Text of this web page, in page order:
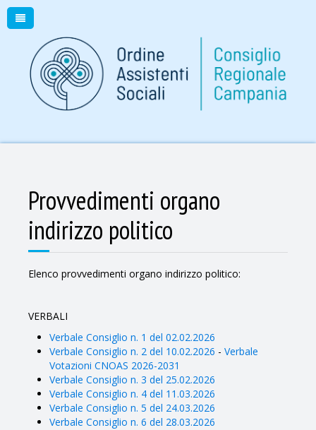
Provvedimenti organo
indirizzo politico
Elenco provvedimenti organo indirizzo politico:
VERBALI
Verbale Consiglio n. 1 del 02.02.2026
Verbale Consiglio n. 2 del 10.02.2026 - Verbale
Votazioni CNOAS 2026-2031
Verbale Consiglio n. 3 del 25.02.2026
Verbale Consiglio n. 4 del 11.03.2026
Verbale Consiglio n. 5 del 24.03.2026
Verbale Consiglio n. 6 del 28.03.2026